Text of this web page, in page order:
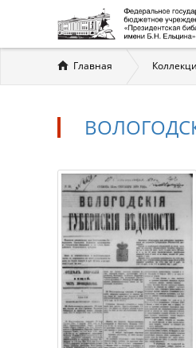
Вы
здесь
Главная